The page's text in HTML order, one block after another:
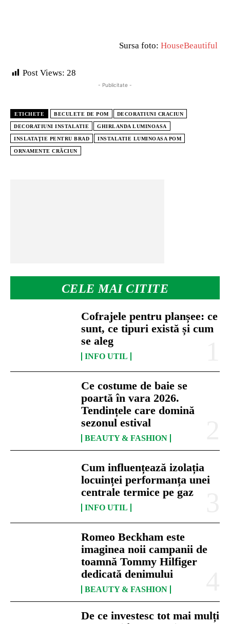
CELE MAI CITITE
Cofrajele pentru planșee: ce
sunt, ce tipuri există și cum
se aleg
INFO UTIL
Ce costume de baie se
poartă în vara 2026.
Tendințele care domină
sezonul estival
BEAUTY & FASHION
Cum influențează izolația
locuinței performanța unei
centrale termice pe gaz
INFO UTIL
Romeo Beckham este
imaginea noii campanii de
toamnă Tommy Hilfiger
dedicată denimului
BEAUTY & FASHION
De ce investesc tot mai mulți
Sursa foto: HouseBeautiful
Post Views: 28
- Publicitate -
ETICHETE BECULETE DE POM DECORATIUNI CRACIUN
DECORATIUNI INSTALATIE GHIRLANDA LUMINOASA
INSLATAŢIE PENTRU BRAD INSTALATIE LUMINOASA POM
ORNAMENTE CRĂCIUN